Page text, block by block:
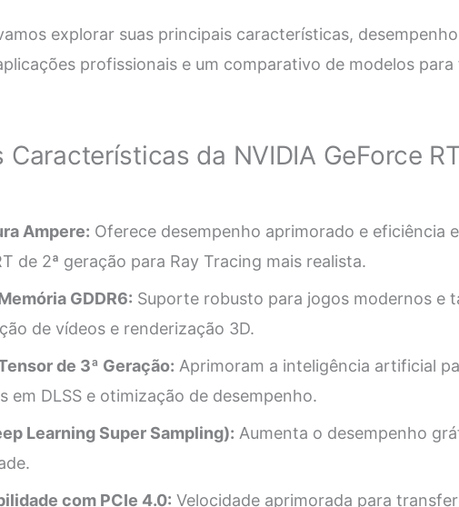
explorar suas principais características,
profissionais e um comparativo de modelos para
Características da NVIDIA GeForce
Ampere: Oferece desempenho aprimorado e eficiência
de 2ª geração para Ray Tracing mais realista.
GDDR6: Suporte robusto para jogos modernos e
de vídeos e renderização 3D.
de 3ª Geração: Aprimoram a inteligência artificial
em DLSS e otimização de desempenho.
Learning Super Sampling): Aumenta o desempenho
com PCIe 4.0: Velocidade aprimorada para